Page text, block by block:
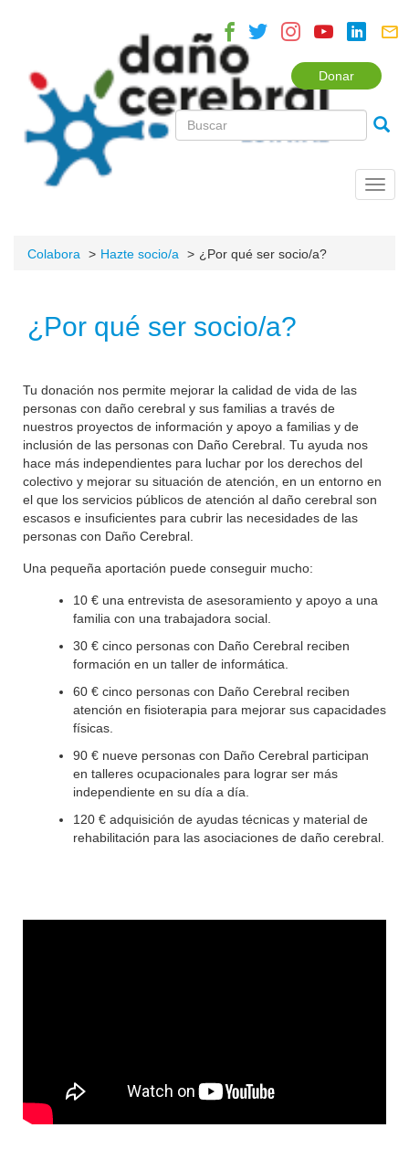
Donar
Colabora Hazte socio/a ¿Por qué ser socio/a?
¿Por qué ser socio/a?
Tu donación nos permite mejorar la calidad de vida de las
personas con daño cerebral y sus familias a través de
nuestros proyectos de información y apoyo a familias y de
inclusión de las personas con Daño Cerebral. Tu ayuda nos
hace más independientes para luchar por los derechos del
colectivo y mejorar su situación de atención, en un entorno en
el que los servicios públicos de atención al daño cerebral son
escasos e insuficientes para cubrir las necesidades de las
personas con Daño Cerebral.
Una pequeña aportación puede conseguir mucho:
10 € una entrevista de asesoramiento y apoyo a una
familia con una trabajadora social.
30 € cinco personas con Daño Cerebral reciben
formación en un taller de informática.
60 € cinco personas con Daño Cerebral reciben
atención en fisioterapia para mejorar sus capacidades
físicas.
90 € nueve personas con Daño Cerebral participan
en talleres ocupacionales para lograr ser más
independiente en su día a día.
120 € adquisición de ayudas técnicas y material de
rehabilitación para las asociaciones de daño cerebral.